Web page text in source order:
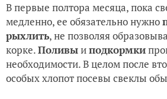
В первые полтора месяца, пока
медленно, ее обязательно нужно
рыхлить, не позволяя
корке.Поливыиподкормки
необходимости. В целом после
особых хлопот посевы свеклы